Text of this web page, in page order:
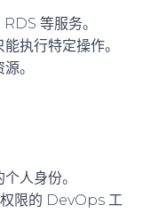
等服务。
执行特定操作。
。
人身份。
限的 DevOps 工